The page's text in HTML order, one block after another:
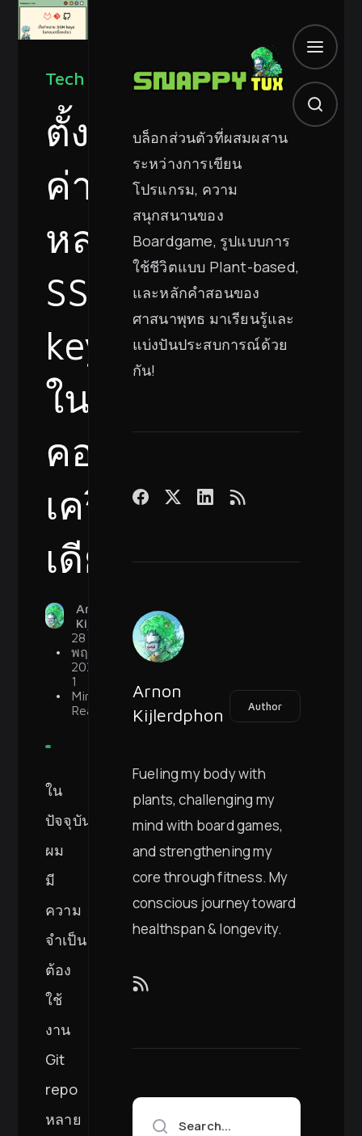
Tech
ตั้ง
ค่า
หลาย
SSH
keys
ใน
คอม
เครื่อง
เดียว
Arnon
Kijlerdphon
28
พฤษภาคม
2024
1
Min
Read
ใน
ปัจจุบัน
ผม
มี
ความ
จำเป็น
ต้อง
ใช้
งาน
Git
repo
หลาย
บล็อกส่วนตัวที่ผสมผสาน
ระหว่างการเขียน
โปรแกรม, ความ
สนุกสนานของ
Boardgame, รูปแบบการ
ใช้ชีวิตแบบ Plant-based,
และหลักคำสอนของ
ศาสนาพุทธ มาเรียนรู้และ
แบ่งปันประสบการณ์ด้วย
กัน!
Arnon
Kijlerdphon
Author
Fueling my body with
plants, challenging my
mind with board games,
and strengthening my
core through fitness. My
conscious journey toward
healthspan & longevity.
Search...